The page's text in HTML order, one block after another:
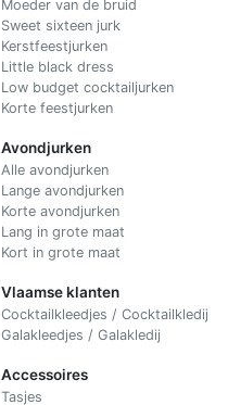
Moeder van de bruid
Sweet sixteen jurk
Kerstfeestjurken
Little black dress
Low budget cocktailjurken
Korte feestjurken
Avondjurken
Alle avondjurken
Lange avondjurken
Korte avondjurken
Lang in grote maat
Kort in grote maat
Vlaamse klanten
Cocktailkleedjes / Cocktailkledij
Galakleedjes / Galakledij
Accessoires
Tasjes